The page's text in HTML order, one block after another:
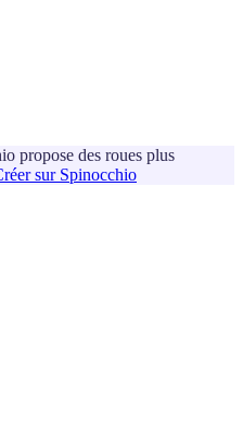
propose des roues plus
sur Spinocchio